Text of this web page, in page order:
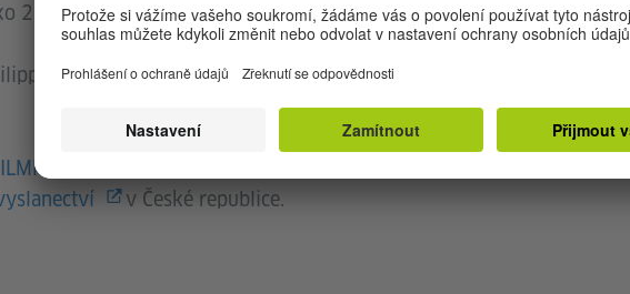
2016, 95 min.
Hochmair, Mona Petri, Mehdi Nebbou, Michael Ostrowski
v České republice.